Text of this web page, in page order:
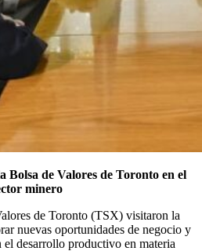
Bolsa de Valores de Toronto en el
minero
de Toronto (TSX) visitaron la
nuevas oportunidades de negocio y
desarrollo productivo en materia